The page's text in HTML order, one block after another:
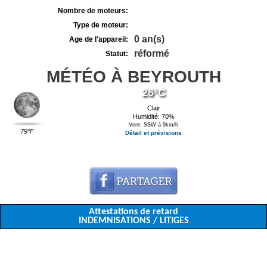
Nombre de moteurs:
Type de moteur:
Age de l'appareil:
0 an(s)
Statut: réformé
MÉTÉO À BEYROUTH
79°F
26°C
Clair
Humidité: 70%
Vent: SSW à 9km/h
Détail et prévisions
Attestations de retard
INDEMNISATIONS / LITIGES